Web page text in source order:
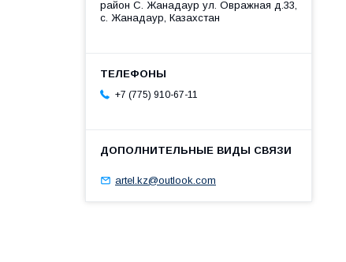
район С. Жанадаур ул. Овражная д.33,
с. Жанадаур, Казахстан
+7 (775) 910-67-11
artel.kz@outlook.com